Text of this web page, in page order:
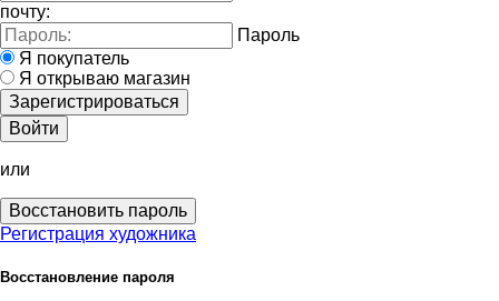
почту:
Пароль
Я покупатель
Я открываю магазин
Зарегистрироваться
Войти
или
Восстановить пароль
Регистрация художника
Восстановление пароля